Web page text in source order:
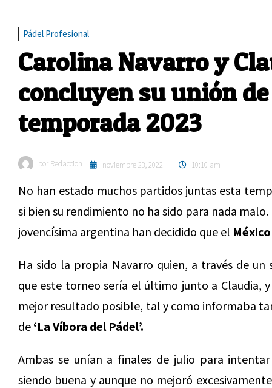
Pádel Profesional
Carolina Navarro y
concluyen su unión
temporada 2023
por Redaccion noviembre 23, 2022 10:10 am
No han estado muchos partidos juntas esta
si bien su rendimiento no ha sido para nada
jovencísima argentina han decidido que el
Ha sido la propia Navarro quien, a través de
que este torneo sería el último junto a Claudia,
mejor resultado posible, tal y como informaba
de ‘La Víbora del Pádel’.
Ambas se unían a finales de julio para
siendo buena y aunque no mejoró